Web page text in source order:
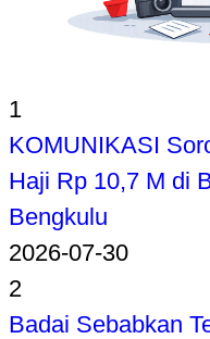
1
KOMUNIKASI
Haji Rp 10,7 M di
Bengkulu
2026-07-30
2
Badai Sebabkan